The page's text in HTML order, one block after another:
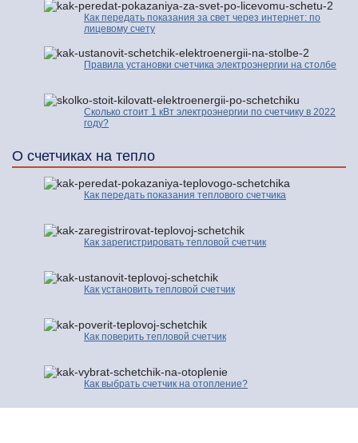
Как передать показания за свет через интернет: по
лицевому счету
Правила установки счетчика электроэнергии на столбе
Сколько стоит 1 кВт электроэнергии по счетчику в 2022
году?
О счетчиках на тепло
Как передать показания теплового счетчика
Как зарегистрировать тепловой счетчик
Как установить тепловой счетчик
Как поверить тепловой счетчик
Как выбрать счетчик на отопление?